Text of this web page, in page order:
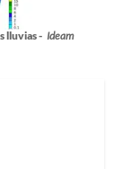
lluvias - Ideam